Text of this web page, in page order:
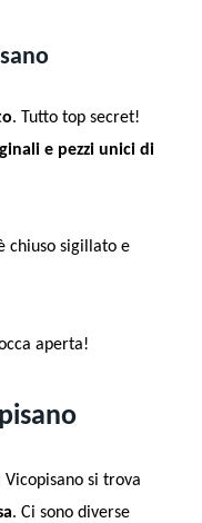
. Tutto top secret!
e pezzi unici di
chiuso sigillato e
aperta!
si trova
. Ci sono diverse